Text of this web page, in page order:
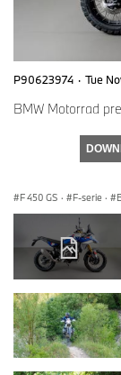
P90623974 · Tue
BMW Motorrad
F 450 GS · F-serie ·